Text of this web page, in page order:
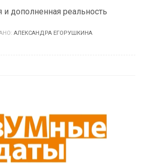
и дополненная реальность
АЛЕКСАНДРА ЕГОРУШКИНА